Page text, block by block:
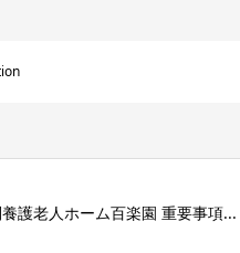
護老人ホーム百楽園 重要事項...